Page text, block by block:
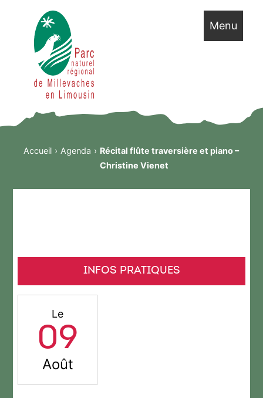
Menu
Accueil Agenda
Récital flûte traversière et piano –
Christine Vienet
INFOS PRATIQUES
Le
09
Août